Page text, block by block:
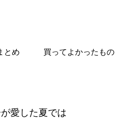
とめ 買ってよかったもの
愛した夏では